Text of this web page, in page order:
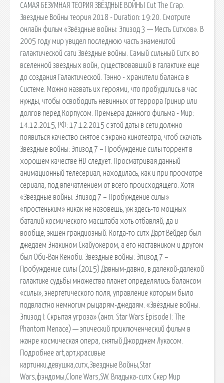
САМАЯ БЕЗУМНАЯ ТЕОРИЯ ЗВЁЗДНЫЕ ВОЙНЫ Cut The Crap.
Звездные Войны теория 2018 - Duration: 19:20. Смотрите
онлайн фильм «Звёздные войны: Эпизод 3 — Месть Ситхов». В
2005 году мир увидел последнюю часть знаменитой
галактической саги Звёздные войны. Самый сильный Ситх во
вселенной звездных войн, существовавший в галактике еще
до создания Галактической. Тэнно - хранители баланса в
Системе. Можно назвать их героями, что пробудились в час
нужды, чтобы освободить невинных от террора Гринир или
долгов перед Корпусом. Премьера данного фильма - Мир:
14.12.2015, РФ: 17.12.2015 с этой даты в сети должно
появиться качество снятое с экрана кинотеатра, чтоб скачать
Звездные войны: Эпизод 7 – Пробуждение силы торрент в
хорошем качестве HD следует. Просматривая данный
анимационный телесериал, находилась, как и при просмотре
сериала, под впечатлением от всего происходящего. Хотя
«Звездные войны: Эпизод 7 – Пробуждение силы»
«простеньким» никак не назовешь, уж здесь-то мощных
баталий космического масштаба хоть отбавляй, да и
вообще, экшен грандиозный. Когда-то ситх Дарт Вейдер был
джедаем Энакином Скайуокером, а его наставником и другом
был Оби-Ван Кеноби. Звездные войны: Эпизод 7 –
Пробуждение силы (2015) Давным-давно, в далекой-далекой
галактике судьбы множества планет определялись балансом
«силы», энергетического поля, управление которым было
подвластно немногим рыцарям-джедаям. «Звёздные войны.
Эпизод I: Скрытая угроза» (англ. Star Wars Episode I: The
Phantom Menace) — эпический приключенческий фильм в
жанре космическая опера, снятый Джорджем Лукасом.
Подробнее art,арт,красивые
картинки,девушка,ситх,Звездные Войны,Star
Wars,фэндомы,Clone Wars,SW. Владыка-ситх Скер Мир